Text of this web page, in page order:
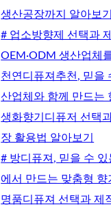
생산공장까지 알아보
# 업소방향제 선택과
OEM·ODM 생산업체
천연디퓨져추천, 믿을
산업체와 함께 만드는
생화향기디퓨저 선택
장 활용법 알아보기
# 방디퓨져, 믿을 수 있
에서 만드는 맞춤형
명품디퓨져 선택과 제